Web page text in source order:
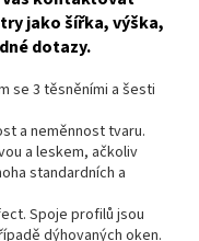
jako šířka, výška,
dotazy.
se 3 těsněními a šesti
a neměnnost tvaru.
a leskem, ačkoliv
standardních a
Spoje profilů jsou
dýhovaných oken.